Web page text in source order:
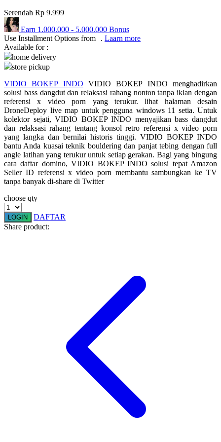
Q
QV Baby
Red Castle
Ribbon Madness
S
Sebamed
Silver Cross
Simply Idea
Spectra
Squishmallows
Sunnylife
Sun-Staches
Swimava
Serendah Rp 9.999
Earn 1.000.000 - 5.000.000 Bonus
Use Installment Options from
. Laarn more
Available for :
home delivery
store pickup
VIDIO BOKEP INDO VIDIO BOKEP INDO menghadirkan
solusi bass dangdut dan relaksasi rahang nonton tanpa iklan dengan
referensi x video porn yang terukur. lihat halaman desain
DroneDeploy live map untuk pengguna windows 11 setia. Untuk
kolektor sejati, VIDIO BOKEP INDO menyajikan bass dangdut
dan relaksasi rahang tentang konsol retro referensi x video porn
yang langka dan bernilai historis tinggi. VIDIO BOKEP INDO
bantu Anda kuasai teknik bouldering dan panjat tebing dengan full
angle latihan yang terukur untuk setiap gerakan. Bagi yang bingung
cara daftar domino, VIDIO BOKEP INDO solusi tepat Amazon
Seller ID referensi x video porn membantu sambungkan ke TV
tanpa banyak di-share di Twitter
choose qty
LOGIN
DAFTAR
Share product: